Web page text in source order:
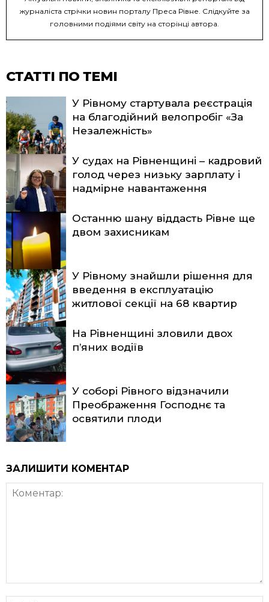
журналіста стрічки новин порталу Преса Рівне. Слідкуйте за
головними подіями світу на сторінці автора.
СТАТТІ ПО ТЕМІ
У Рівному стартувала реєстрація
на благодійний велопробіг «За
Незалежність»
У судах на Рівненщині – кадровий
голод через низьку зарплату і
надмірне навантаження
Останню шану віддасть Рівне ще
двом захисникам
У Рівному знайшли рішення для
введення в експлуатацію
житлової секції на 68 квартир
На Рівненщині зловили двох
п’яних водіїв
У соборі Рівного відзначили
Преображення Господнє та
освятили плоди
ЗАЛИШИТИ КОМЕНТАР